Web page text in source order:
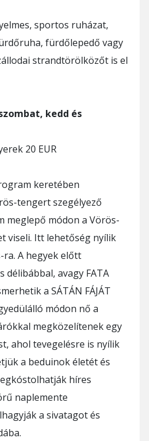
sportos ruházat,
fürdőlepedő vagy
strandtörölközőt is el
szombat, kedd és
20 EUR
keretében
tengert szegélyező
meglepő módon a Vörös-
viseli. Itt lehetőség nyílik
ra. A hegyek előtt
avagy FATA
a SÁTÁN FÁJÁT
módon nő a
megközelítenek egy
ahol tevegelésre is nyílik
a beduinok életét és
híres
naplemente
a sivatagot és